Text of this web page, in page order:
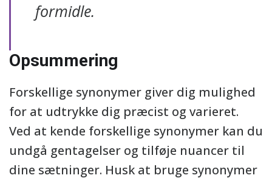
formidle.
Opsummering
Forskellige synonymer giver dig mulighed
for at udtrykke dig præcist og varieret.
Ved at kende forskellige synonymer kan du
undgå gentagelser og tilføje nuancer til
dine sætninger. Husk at bruge synonymer